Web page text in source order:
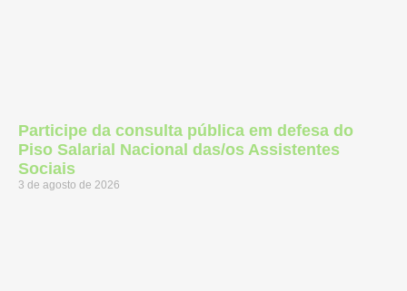
Participe da consulta pública em defesa do
Piso Salarial Nacional das/os Assistentes
Sociais
3 de agosto de 2026